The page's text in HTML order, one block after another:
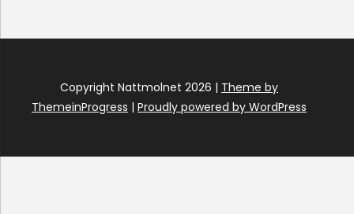
Copyright Nattmolnet 2026 | Theme by
ThemeinProgress | Proudly powered by WordPress